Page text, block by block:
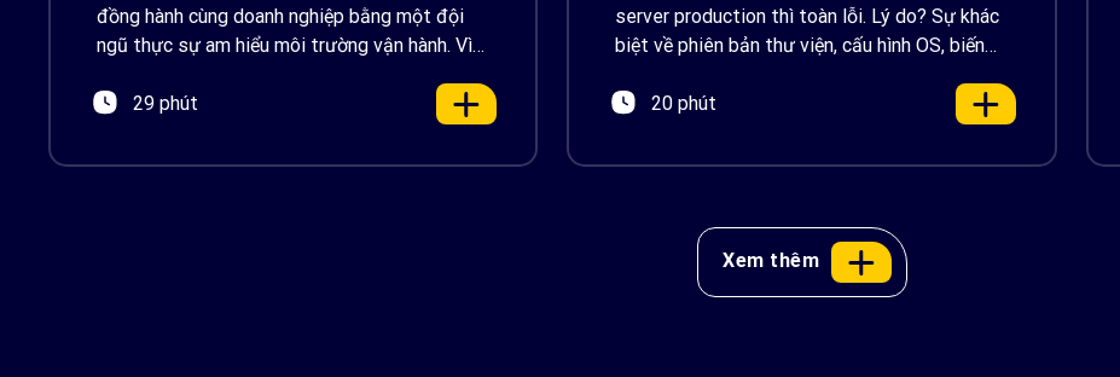
đồng hành cùng doanh nghiệp bằng một đội
ngũ thực sự am hiểu môi trường vận hành. Vì
29 phút
server production thì toàn lỗi. Lý do? Sự khác
biệt về phiên bản thư viện, cấu hình OS, biến
nhưng phá […]
20 phút
Xem thêm